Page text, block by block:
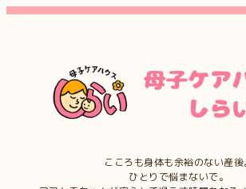
こころも身体も余裕のない産後
ひとりで悩まないで。